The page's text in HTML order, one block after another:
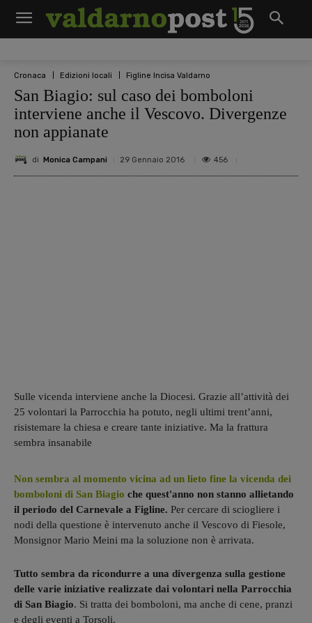
Cronaca Edizioni locali Figline Incisa Valdarno
San Biagio: sul caso dei bomboloni
interviene anche il Vescovo. Divergenze
non appianate
di Monica Campani 29 Gennaio 2016 456
Sulle vicenda interviene anche la Diocesi. Grazie all’attività dei
25 volontari la Parrocchia ha potuto, negli ultimi trent’anni,
risistemare la chiesa e creare tante iniziative. Ma la frattura
sembra insanabile
Non sembra al momento vicina ad un lieto fine la vicenda dei
bomboloni di San Biagio che quest'anno non stanno allietando
il periodo del Carnevale a Figline. Per cercare di sciogliere i
nodi della questione è intervenuto anche il Vescovo di Fiesole,
Monsignor Mario Meini ma la soluzione non è arrivata.
Tutto sembra da ricondurre a una divergenza sulla gestione
delle varie iniziative realizzate dai volontari nella Parrocchia
di San Biagio. Si tratta dei bomboloni, ma anche di cene, pranzi
e degli eventi a Torsoli.